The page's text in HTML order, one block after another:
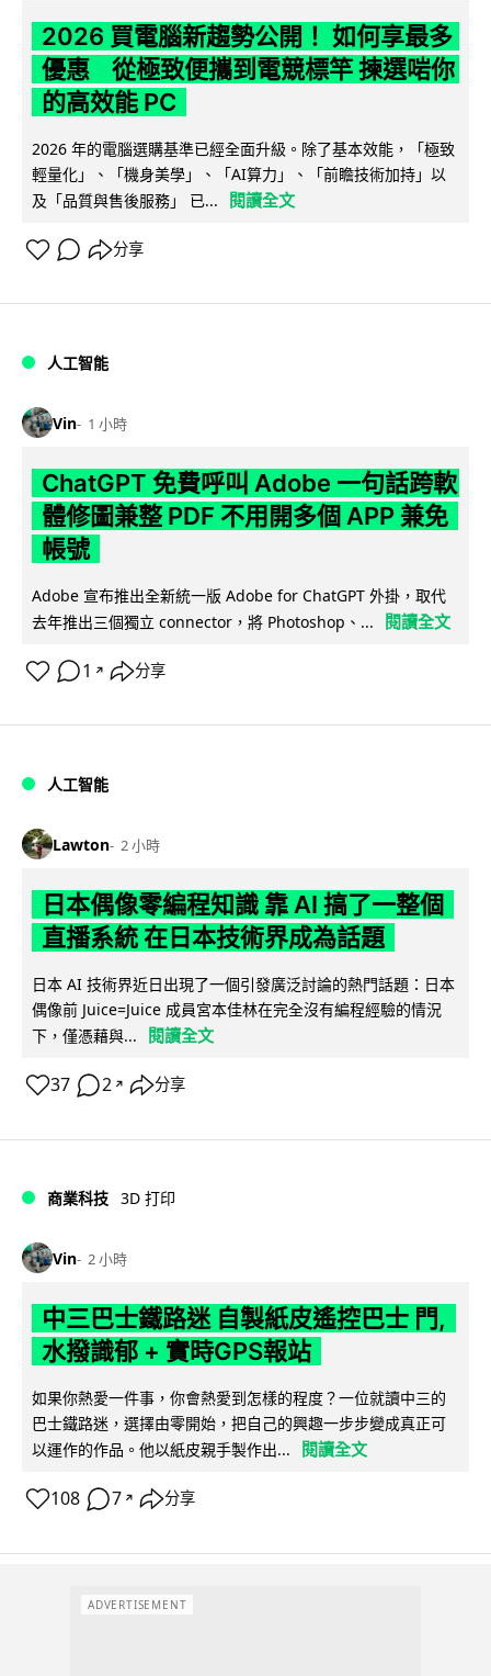
2026 買電腦新趨勢公開！ 如何享最多
優惠 從極致便攜到電競標竿 揀選啱你
的高效能 PC
2026 年的電腦選購基準已經全面升級。除了基本效能，「極致
輕量化」、「機身美學」、「AI算力」、「前瞻技術加持」以
及「品質與售後服務」 已...
閱讀全文
分享
人工智能
Vin 1 小時
ChatGPT 免費呼叫 Adobe 一句話跨軟
體修圖兼整 PDF 不用開多個 APP 兼免
帳號
Adobe 宣布推出全新統一版 Adobe for ChatGPT 外掛，取代
去年推出三個獨立 connector，將 Photoshop、...
閱讀全文
1 ↗ 分享
人工智能
Lawton 2 小時
日本偶像零編程知識 靠 AI 搞了一整個
直播系統 在日本技術界成為話題
日本 AI 技術界近日出現了一個引發廣泛討論的熱門話題：日本
偶像前 Juice=Juice 成員宮本佳林在完全沒有編程經驗的情況
下，僅憑藉與...
閱讀全文
37 2 ↗ 分享
商業科技 3D 打印
Vin 2 小時
中三巴士鐵路迷 自製紙皮遙控巴士 門,
水撥識郁 + 實時GPS報站
如果你熱愛一件事，你會熱愛到怎樣的程度？一位就讀中三的
巴士鐵路迷，選擇由零開始，把自己的興趣一步步變成真正可
以運作的作品。他以紙皮親手製作出...
閱讀全文
108 7 ↗ 分享
ADVERTISEMENT